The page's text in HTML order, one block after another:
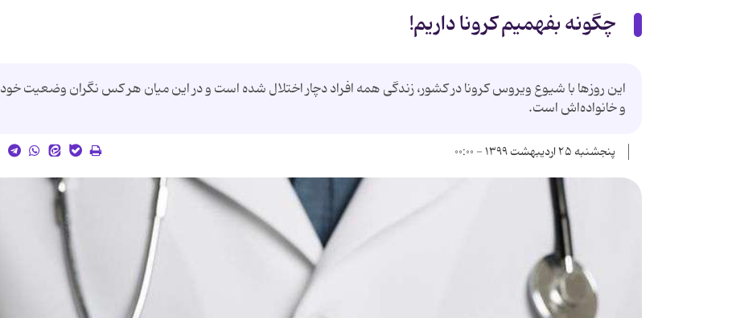
چگونه بفهمیم کرونا داریم!
این روزها با شیوع ویروس کرونا در کشور، زندگی همه افراد دچار اختلال شده است و در این میان هر کس نگران وضعیت خود
و خانواده‌اش است.
پنجشنبه ۲۵ اردیبهشت ۱۳۹۹ - ۰۰:۰۰